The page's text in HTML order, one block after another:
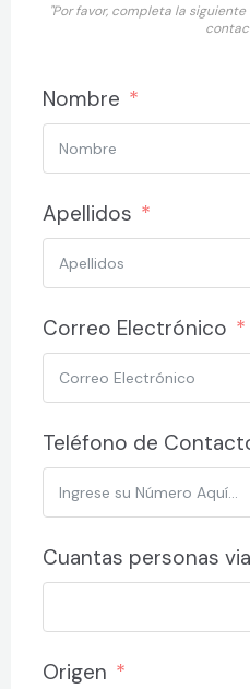
"Por favor, completa la
Nombre
Apellidos
Correo Electrónico
Teléfono de
Cuantas personas
Origen